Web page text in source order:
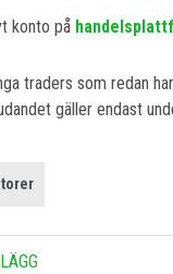
konto på
traders som redan
gäller endast